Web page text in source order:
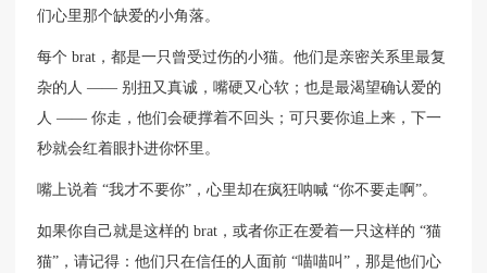
们心里那个缺爱的小角落。
每个 brat，都是一只曾受过伤的小猫。他们是亲密关系里最复
杂的人 —— 别扭又真诚，嘴硬又心软；也是最渴望确认爱的
人 —— 你走，他们会硬撑着不回头；可只要你追上来，下一
秒就会红着眼扑进你怀里。
嘴上说着 “我才不要你”，心里却在疯狂呐喊 “你不要走啊”。
如果你自己就是这样的 brat，或者你正在爱着一只这样的 “猫
猫”，请记得：他们只在信任的人面前 “喵喵叫”，那是他们心